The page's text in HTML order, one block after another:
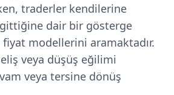
traderler kendilerine
gittiğine dair bir gösterge
modellerini aramaktadır.
veya düşüş eğilimi
veya tersine dönüş